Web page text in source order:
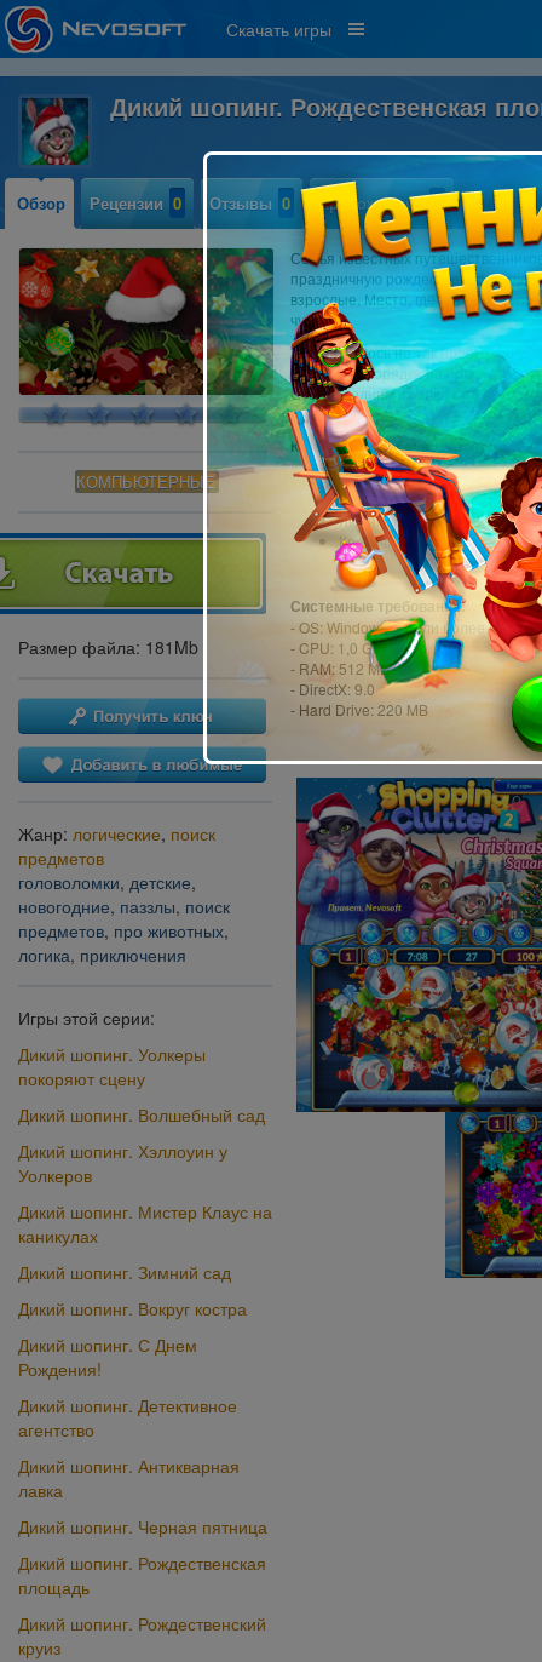
Скачать игры
Дикий шопинг. Рождественская
Обзор Рецензии 0 Отзывы 0 Прохождение 0
КОМПЬЮТЕРНЫЕ
Размер файла: 181Mb
Жанр: логические, поиск
предметов
головоломки, детские,
новогодние, паззлы, поиск
предметов, про животных,
логика, приключения
Игры этой серии:
Дикий шопинг. Уолкеры
покоряют сцену
Дикий шопинг. Волшебный сад
Дикий шопинг. Хэллоуин у
Уолкеров
Дикий шопинг. Мистер Клаус на
каникулах
Дикий шопинг. Зимний сад
Дикий шопинг. Вокруг костра
Дикий шопинг. С Днем
Рождения!
Дикий шопинг. Детективное
агентство
Дикий шопинг. Антикварная
лавка
Дикий шопинг. Черная пятница
Дикий шопинг. Рождественская
площадь
Дикий шопинг. Рождественский
круиз
Семья известных
праздничную рождественскую
взрослые. Место, где они смогут
чудеса.
Это оказалось не так просто, как
уборке беспорядка на полках
Станьте одним из эльфов Санты,
особенным!
Ключевые особенности игры:
Праздничная
140 основных головоломок
Любимые персонажи и
Красочная графика и
Системные требования:
- OS: Windows XP или более
- CPU: 1,0 GHz
- RAM: 512 MB
- DirectX: 9.0
- Hard Drive: 220 MB